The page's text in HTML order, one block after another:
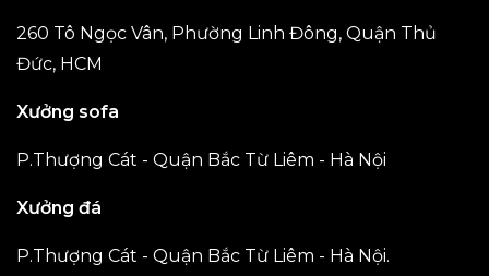
260 Tô Ngọc Vân, Phường Linh Đông, Quận Thủ
Đức, HCM
Xưởng sofa
P.Thượng Cát - Quận Bắc Từ Liêm - Hà Nội
Xưởng đá
P.Thượng Cát - Quận Bắc Từ Liêm - Hà Nội.